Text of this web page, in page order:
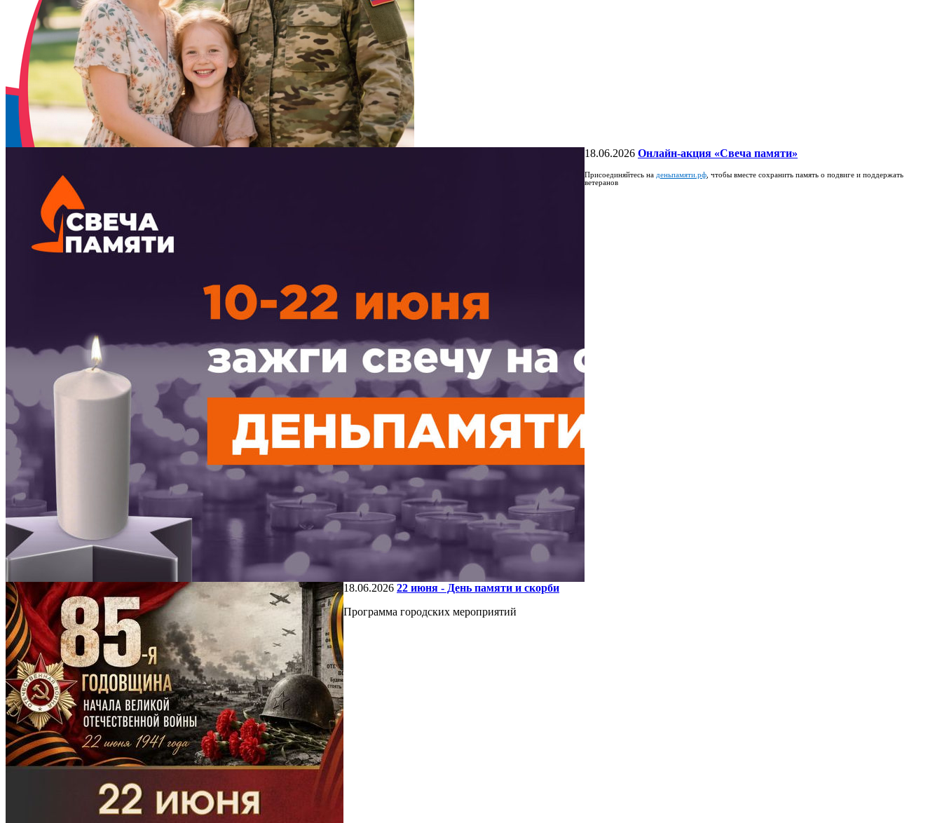
18.06.2026 Онлайн-акция «Свеча памяти»
Присоединяйтесь на деньпамяти.рф , чтобы вместе сохранить память о подвиге и поддержать
ветеранов
18.06.2026 22 июня - День памяти и скорби
Программа городских мероприятий